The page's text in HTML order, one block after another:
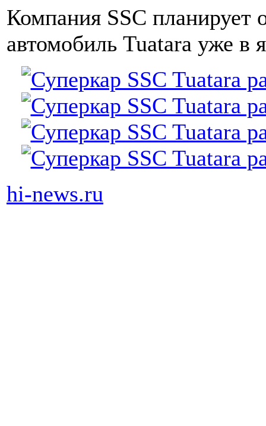
Компания SSC планирует
автомобиль Tuatara уже в
hi-news.ru